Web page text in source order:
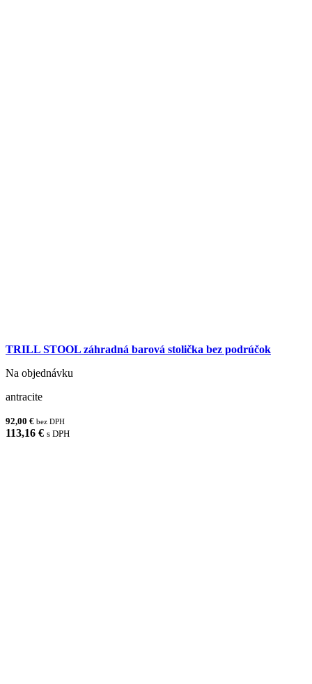
TRILL STOOL záhradná barová stolička bez podrúčok
Na objednávku
antracite
92,00 € bez DPH
113,16 € s DPH